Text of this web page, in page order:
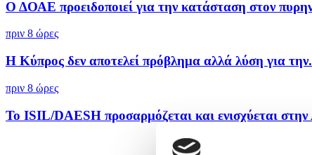
Ο ΔΟΑΕ προειδοποιεί για την κατάσταση στον
πριν 8 ώρες
Η Κύπρος δεν αποτελεί πρόβλημα αλλά λύση για
πριν 8 ώρες
Το ISIL/DAESH προσαρμόζεται και ενισχύεται